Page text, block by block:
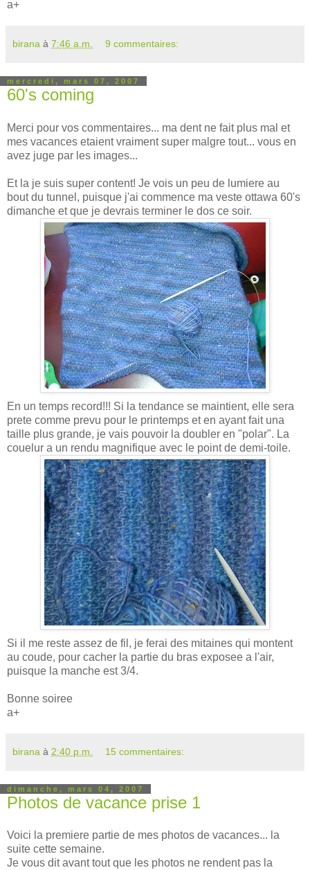
a+
birana à 7:46 a.m. 9 commentaires:
mercredi, mars 07, 2007
60's coming
Merci pour vos commentaires... ma dent ne fait plus mal et
mes vacances etaient vraiment super malgre tout... vous en
avez juge par les images...
Et la je suis super content! Je vois un peu de lumiere au
bout du tunnel, puisque j'ai commence ma veste ottawa 60's
dimanche et que je devrais terminer le dos ce soir.
En un temps record!!! Si la tendance se maintient, elle sera
prete comme prevu pour le printemps et en ayant fait una
taille plus grande, je vais pouvoir la doubler en "polar". La
couelur a un rendu magnifique avec le point de demi-toile.
Si il me reste assez de fil, je ferai des mitaines qui montent
au coude, pour cacher la partie du bras exposee a l'air,
puisque la manche est 3/4.
Bonne soiree
a+
birana à 2:40 p.m. 15 commentaires:
dimanche, mars 04, 2007
Photos de vacance prise 1
Voici la premiere partie de mes photos de vacances... la
suite cette semaine.
Je vous dit avant tout que les photos ne rendent pas la